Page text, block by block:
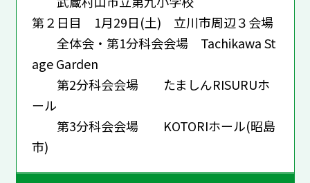
第２日目 1月29日(土) 立川市周辺３会場
全体会・第1分科会会場 Tachikawa St
age Garden
第2分科会会場 たましんRISURUホ
ール
第3分科会会場 KOTORIホール(昭島
市)